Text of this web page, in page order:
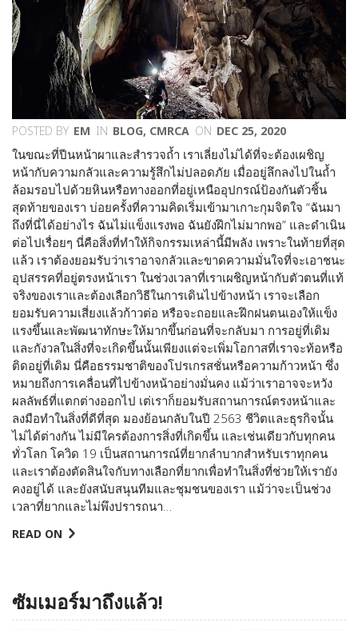
POSTED BY EM IN BLOG, CMRCA ON DEC 25, 2020
ในขณะที่ปีนหน้าผาและสำรวจถ้ำ เราเลี่ยงไม่ได้ที่จะต้องเผชิญ
หน้ากับความกลัวและความรู้สึกไม่ปลอดภัย เมื่ออยู่ลึกลงไปในถ้ำ
ล้อมรอบไปด้วยหินหรือทางออกที่อยู่เหนืออุปกรณ์ป้องกันตัวชิ้น
สุดท้ายของเรา บ่อยครั้งที่ความคิดเริ่มเข้ามาเกาะกุมจิตใจ “ฉันมา
ถึงที่นี่ได้อย่างไร ฉันไม่แข็งแรงพอ ฉันยังฝึกไม่มากพอ” และดำเนิน
ต่อไปเรื่อยๆ นี่คือสิ่งที่ทำให้กิจกรรมเหล่านี้มีพลัง เพราะในท้ายที่สุด
แล้ว เราต้องยอมรับว่าเราอาจกลัวและขาดความมั่นใจที่จะเอาชนะ
อุปสรรคที่อยู่ตรงหน้าเรา ในช่วงเวลาที่เราเผชิญหน้ากับตัวตนที่แท้
จริงของเราและต้องเลือกวิธีในการเดินไปข้างหน้า เราจะเลือก
ยอมรับความเสี่ยงแล้วก้าวต่อ หรือจะถอยและฝึกฝนตนเองให้แข็ง
แรงขึ้นและพัฒนาทักษะให้มากขึ้นก่อนที่จะกลับมา การอยู่ที่เดิม
และกังวลในสิ่งที่จะเกิดขึ้นนั้นเพียงแต่จะเพิ่มโอกาสที่เราจะท้อหรือ
ติดอยู่ที่เดิม นี่คือธรรมชาติของโปรเกรสชั่นหรือความก้าวหน้า ซึ่ง
หมายถึงการเคลื่อนที่ไปข้างหน้าอย่างมั่นคง แม้ว่าเราอาจจะหวัง
ผลลัพธ์ที่แตกต่างออกไป เต่เราก็ยอมรับสถานการณ์ตรงหน้าและ
ลงมือทำในสิ่งที่ดีที่สุด มองย้อนกลับในปี 2563 ชีวิตและธุรกิจนั้น
ไม่ได้ต่างกัน ไม่มีใครต้องการสิ่งที่เกิดขึ้น และเช่นเดียวกับทุกคน
ทั่วโลก โควิด 19 เป็นสถานการณ์ที่ยากลำบากสำหรับเราทุกคน
และเราต้องตัดสินใจกับทางเลือกที่ยากเพื่อทำในสิ่งที่ช่วยให้เรายัง
คงอยู่ได้ และยังสนับสนุนทีมและชุมชนของเรา แม้ว่าจะเป็นช่วง
เวลาที่ยากและไม่พึงปรารถนา…
READ ON
ซัมเมอร์มาถึงแล้ว!